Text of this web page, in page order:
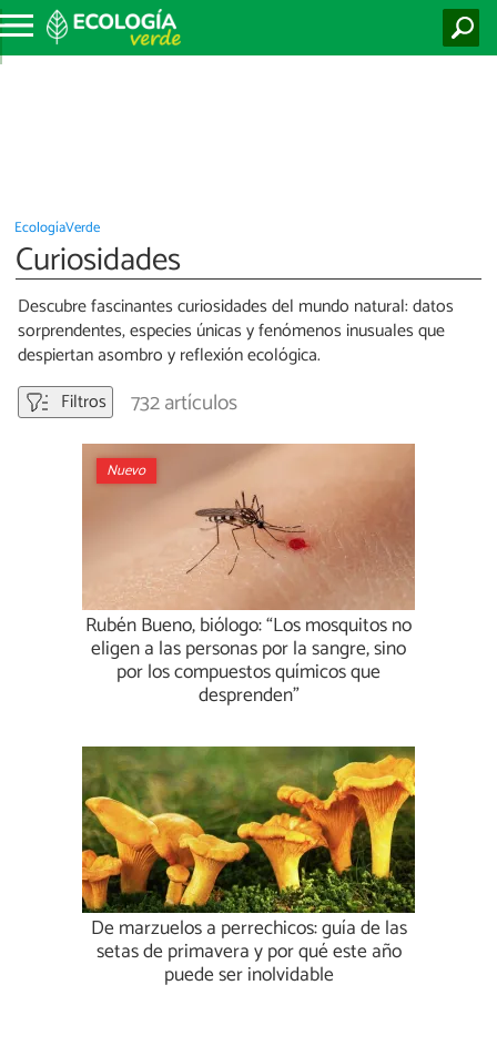
EcologíaVerde
Curiosidades
Descubre fascinantes curiosidades del mundo natural: datos
sorprendentes, especies únicas y fenómenos inusuales que
despiertan asombro y reflexión ecológica.
Filtros
732 artículos
Nuevo
Rubén Bueno, biólogo: “Los mosquitos no
eligen a las personas por la sangre, sino
por los compuestos químicos que
desprenden”
De marzuelos a perrechicos: guía de las
setas de primavera y por qué este año
puede ser inolvidable